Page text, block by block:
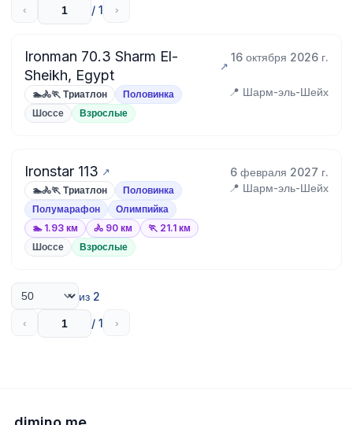
‹ / 1 ›
Ironman 70.3 Sharm El-
Sheikh, Egypt
16 октября 2026 г.
🏊🚴🏃 Триатлон Половинка 📍 Шарм-эль-Шейх
Шоссе Взрослые
Ironstar 113 6 февраля 2027 г.
🏊🚴🏃 Триатлон
Половинка
Полумарафон
Олимпийка
🏊 1.93 км
🚴 90 км 🏃 21.1 км
📍 Шарм-эль-Шейх
Шоссе Взрослые
из 2
‹ / 1 ›